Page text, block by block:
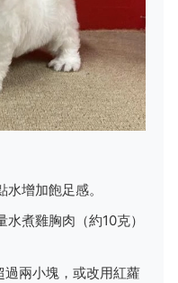
增加飽足感。
煮雞胸肉（約10克）
兩小塊，或改用紅蘿